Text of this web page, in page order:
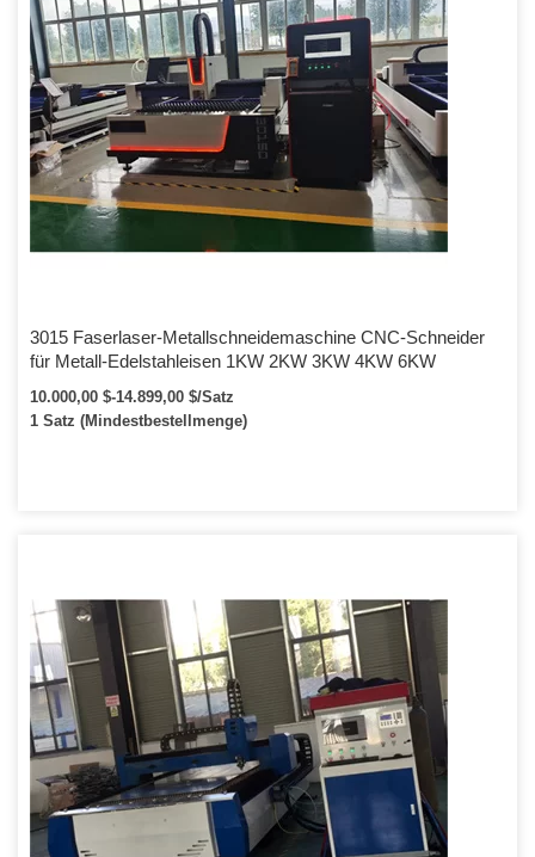
3015 Faserlaser-Metallschneidemaschine CNC-Schneider
für Metall-Edelstahleisen 1KW 2KW 3KW 4KW 6KW
10.000,00 $-14.899,00 $/Satz
1 Satz (Mindestbestellmenge)